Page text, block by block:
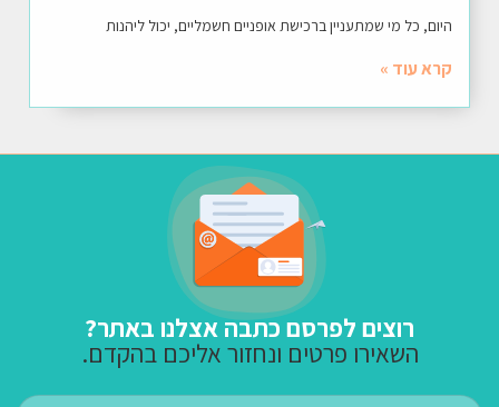
היום, כל מי שמתעניין ברכישת אופניים חשמליים, יכול ליהנות
קרא עוד »
רוצים לפרסם כתבה אצלנו באתר?
השאירו פרטים ונחזור אליכם בהקדם.